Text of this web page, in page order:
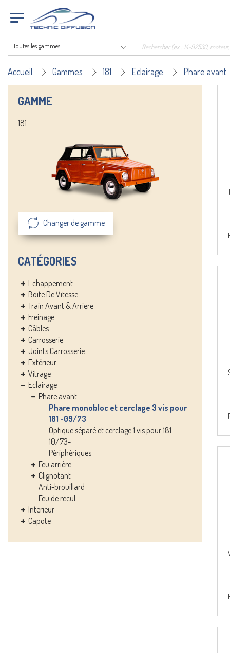
Toutes les gammes
Accueil Gammes 181 Eclairage Phare avant
GAMME
181
Changer de gamme
CATÉGORIES
Echappement
Boite De Vitesse
Train Avant & Arriere
Freinage
Câbles
Carrosserie
Joints Carrosserie
Extérieur
Vitrage
Eclairage
Phare avant
Phare monobloc et cerclage 3 vis pour
181 -09/73
Optique séparé et cerclage 1 vis pour 181
10/73-
Périphériques
Feu arrière
Clignotant
Anti-brouillard
Feu de recul
Interieur
Capote